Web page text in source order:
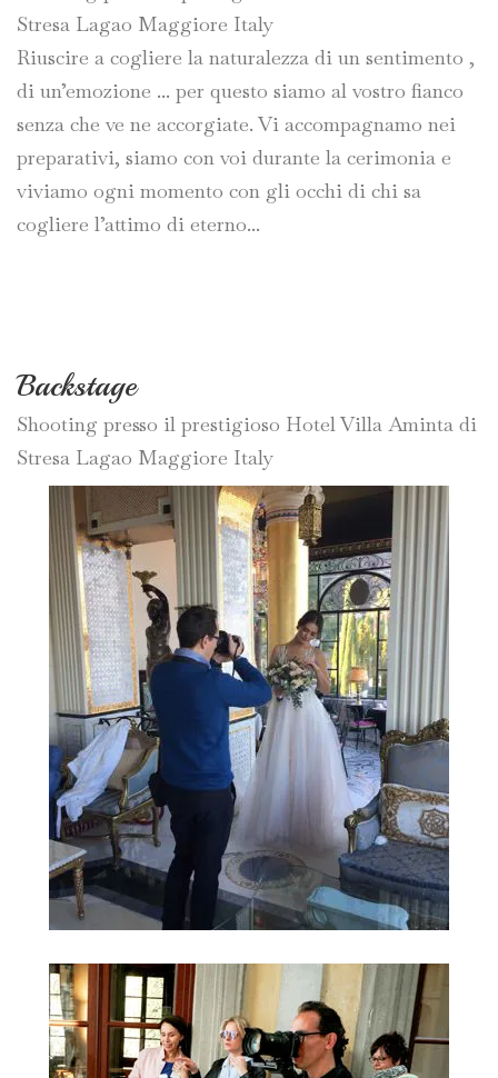
Stresa Lagao Maggiore Italy
Riuscire a cogliere la naturalezza di un sentimento ,
di un’emozione ... per questo siamo al vostro fianco
senza che ve ne accorgiate. Vi accompagnamo nei
preparativi, siamo con voi durante la cerimonia e
viviamo ogni momento con gli occhi di chi sa
cogliere l’attimo di eterno...
Backstage
Shooting presso il prestigioso Hotel Villa Aminta di
Stresa Lagao Maggiore Italy